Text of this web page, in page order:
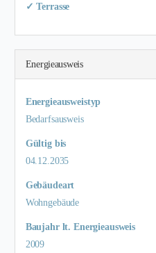
✓ Terrasse
Energieausweis
Energieausweistyp
Bedarfs­ausweis
Gültig bis
04.12.2035
Gebäudeart
Wohngebäude
Baujahr lt. Energieausweis
2009